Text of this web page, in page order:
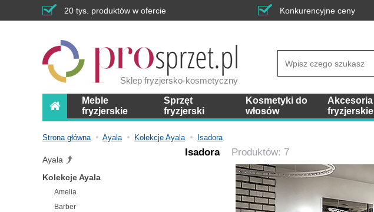
20 tys. produktów w ofercie Konkurencyjne ceny
Sklep fryzjersko-kosmetyczny
Meble
fryzjerskie
Sprzęt
fryzjerski
Kosmetyki do
włosów
Akcesoria
fryzjerskie
Strona główna Ayala Kolekcje Ayala Isadora
Isadora Produktów: 7
Ayala
Kolekcje Ayala
Amelia
Barber